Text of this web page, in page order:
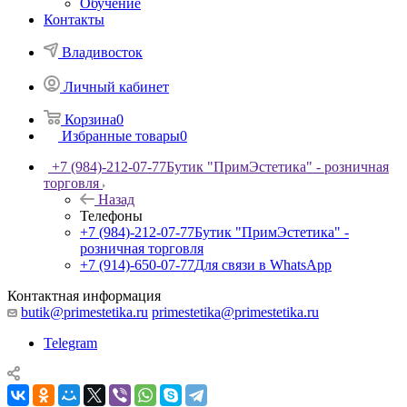
Обучение
Контакты
Владивосток
Личный кабинет
Корзина0
Избранные товары0
+7 (984)-212-07-77Бутик "ПримЭстетика" - розничная
торговля
Назад
Телефоны
+7 (984)-212-07-77Бутик "ПримЭстетика" -
розничная торговля
+7 (914)-650-07-77Для связи в WhatsApp
Контактная информация
butik@primestetika.ru primestetika@primestetika.ru
Telegram